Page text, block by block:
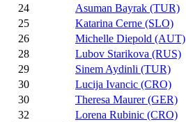
24
Asuman Bayrak (TUR)
25
Katarina Cerne (SLO)
26
Michelle Diepold (AUT)
28
Lubov Starikova (RUS)
29
Sinem Aydinli (TUR)
30
Lucija Ivancic (CRO)
30
Theresa Maurer (GER)
32
Lorena Rubinic (CRO)